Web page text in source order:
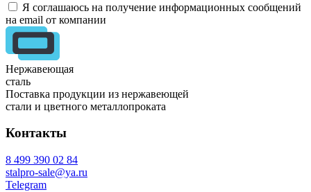
Я соглашаюсь на получение информационных сообщений
на email от компании
Нержавеющая
сталь
Поставка продукции из нержавеющей
стали и цветного металлопроката
Контакты
8 499 390 02 84
stalpro-sale@ya.ru
Telegram